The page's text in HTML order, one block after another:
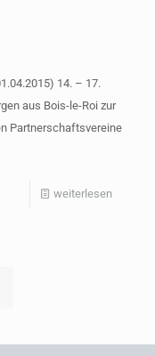
14. – 17.
aus Bois-le-Roi zur
Partnerschaftsvereine
weiterlesen-